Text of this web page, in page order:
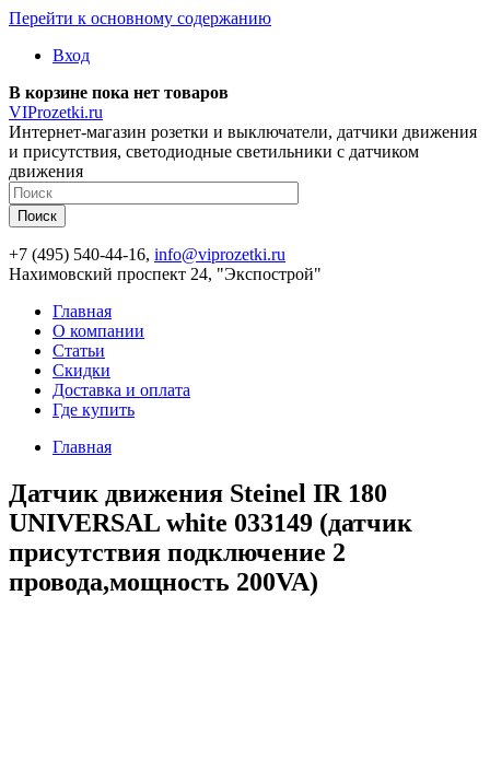
Перейти к основному содержанию
Вход
В корзине пока нет товаров
VIProzetki.ru
Интернет-магазин розетки и выключатели, датчики движения
и присутствия, светодиодные светильники с датчиком
движения
+7 (495) 540-44-16, info@viprozetki.ru
Нахимовский проспект 24, "Экспострой"
Главная
О компании
Статьи
Скидки
Доставка и оплата
Где купить
Главная
Датчик движения Steinel IR 180
UNIVERSAL white 033149 (датчик
присутствия подключение 2
провода,мощность 200VA)